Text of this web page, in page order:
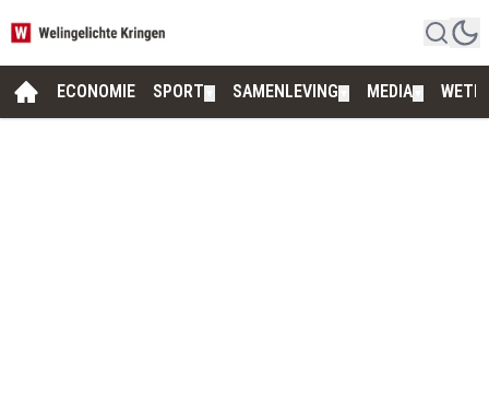
ECONOMIE SPORT SAMENLEVING MEDIA